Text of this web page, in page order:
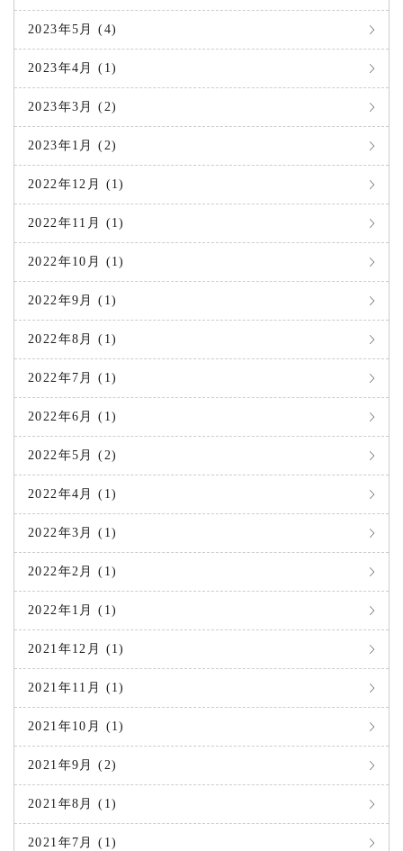
2023年5月 (4)
2023年4月 (1)
2023年3月 (2)
2023年1月 (2)
2022年12月 (1)
2022年11月 (1)
2022年10月 (1)
2022年9月 (1)
2022年8月 (1)
2022年7月 (1)
2022年6月 (1)
2022年5月 (2)
2022年4月 (1)
2022年3月 (1)
2022年2月 (1)
2022年1月 (1)
2021年12月 (1)
2021年11月 (1)
2021年10月 (1)
2021年9月 (2)
2021年8月 (1)
2021年7月 (1)